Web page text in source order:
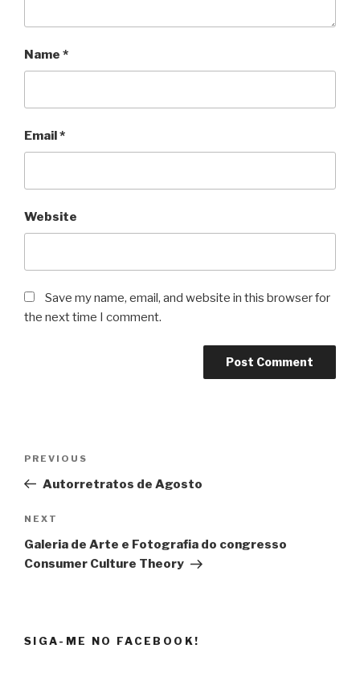
Name *
Email*
Website
Save my name, email, and website in this browser for
the next time I comment.
Previous
Post
PREVIOUS
Autorretratos de Agosto
Next
Post
NEXT
Galeria de Arte e Fotografia do congresso
Consumer Culture Theory
SIGA-ME NO FACEBOOK!